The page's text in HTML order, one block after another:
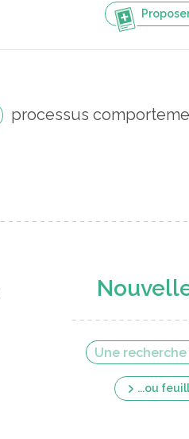
processus
...ou